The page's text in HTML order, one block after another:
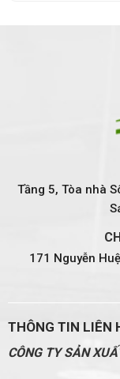
Tầng 5, Tòa nhà
171 Nguyễn
THÔNG TIN LIÊN
CÔNG TY SẢN